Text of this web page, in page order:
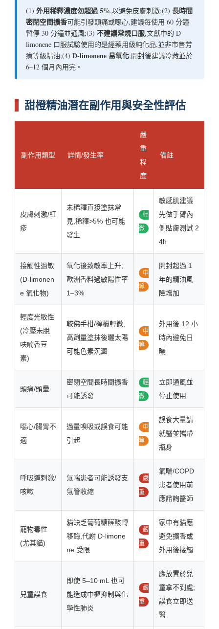
(1) 外用稀釋濃度勿超過 5%,以避免皮膚刺激;(2) 長時間
密閉空間擴香可能引發頭痛或噁心,建議每使用 60 分鐘
暫停 30 分鐘並通風;(3) 不建議常規口服,文獻中的 D-
limonene 口服試驗使用的是經藥用級純化品,並非市售芳
療等級精油;(4) D-limonene 易氧化,開封後建議冷藏並於
6–12 個月內用完。
甜橙精油潛在副作用與安全性評估
副作用類型 詳情/發生率
嚴
重
程
度
備註
皮膚刺激/紅
疹
未稀釋直接塗抹常
見,稀釋>5% 也可能
發生
輕
微
敏感肌建議
先做手臂內
側貼膚測試 2
4h
接觸性過敏
(D-limonen
e 氧化物)
氧化後致敏率上升;
歐洲香料過敏陽性率
1–3%
中
等
開封超過 1
年的精油風
險增加
輕度光敏性
(冷壓未脫
呋喃香豆
素)
較佛手柑/檸檬輕微;
高劑量塗抹後曬太陽
可能色素沉澱
中
等
外用後 12 小
時內避免日
曬
頭痛/頭暈
密閉空間長時間擴香
可能誘發
輕
微
立即通風並
停止使用
噁心/腸胃不
適
過量嗅吸或誤食可能
引起
中
等
誤食大量請
就醫並攜帶
瓶身
呼吸道刺激/
咳嗽
氣喘患者可能誘發支
氣管收縮
嚴
重
氣喘/COPD
患者使用前
應諮詢醫師
寵物毒性
(尤其貓)
貓缺乏葡萄糖醛酸轉
移酶,代謝 D-limone
ne 受限
嚴
重
家中有貓應
避免擴香或
外用後接觸
兒童誤食
即使 5–10 mL 也可
能造成中樞抑制與化
學性肺炎
嚴
重
應放置於兒
童拿不到處;
誤食立即送
醫